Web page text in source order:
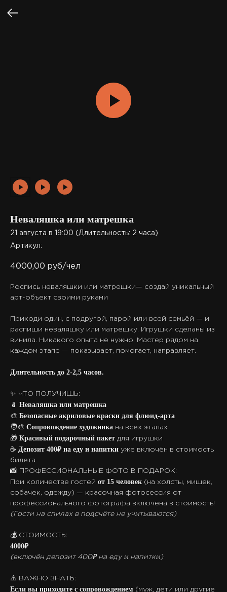
Неваляшка или матрешка
21 августа в 19:00 (Длительность: 2 часа)
Артикул:
4000,00 руб/чел
Роспись неваляшки или матрешки— создай уникальный
арт-объект своими руками
Приходи один, с подругой, парой или всей семьёй — и
распиши неваляшку или матрешку. Игрушки сделаны из
винила. Никакого опыта не нужно. Мастер рядом на
каждом этапе — показывает, помогает, направляет.
Длительность до 2-2,5 часов.
✨ ЧТО ПОЛУЧИШЬ:
🪆 Неваляшка или матрешка
🎨 Безопасные акриловые краски для флюид-арта
🧑‍🎨 Сопровождение художника на всех этапах
🎁 Красивый подарочный пакет для игрушки
☕ Депозит 400₽ на еду и напитки уже включён в стоимость
билета
📸 ПРОФЕССИОНАЛЬНЫЕ ФОТО В ПОДАРОК:
При количестве гостей от 15 человек (на холсты, мишек,
собачек, одежду) — красочная фотосессия от
профессионального фотографа включена в стоимость!
(Гости на спилах в подсчёте не учитываются)
💰 СТОИМОСТЬ:
4000₽
(включён депозит 400₽ на еду и напитки)
⚠️ ВАЖНО ЗНАТЬ:
Если вы приходите с сопровождением (муж, дети или другие